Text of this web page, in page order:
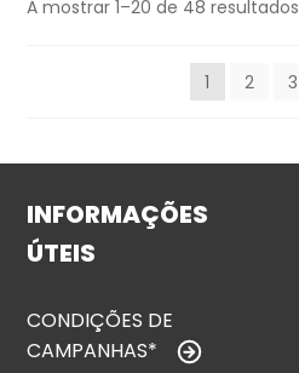
A mostrar 1–20 de 48 resultados
1 2 3
INFORMAÇÕES
ÚTEIS
CONDIÇÕES DE
CAMPANHAS*